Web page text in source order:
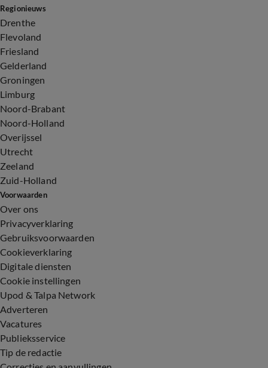
Regionieuws
Drenthe
Flevoland
Friesland
Gelderland
Groningen
Limburg
Noord-Brabant
Noord-Holland
Overijssel
Utrecht
Zeeland
Zuid-Holland
Voorwaarden
Over ons
Privacyverklaring
Gebruiksvoorwaarden
Cookieverklaring
Digitale diensten
Cookie instellingen
Upod & Talpa Network
Adverteren
Vacatures
Publieksservice
Tip de redactie